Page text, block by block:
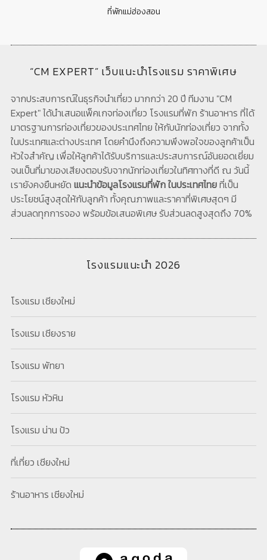
ที่พักแม่ฮ่องสอน
“CM EXPERT” เว็บแนะนำโรงแรม ราคาพิเศษ
จากประสบการณ์ในธุรกิจนำเที่ยว มากกว่า 20 ปี ทีมงาน "CM
Expert" ได้นำเสนอแพ็คเกจท่องเที่ยว โรงแรมที่พัก ร้านอาหาร ที่ได้
มาตรฐานการท่องเที่ยวของประเทศไทย ให้กับนักท่องเที่ยว จากทั้ง
ในประเทศและต่างประเทศ โดยคำนึงถึงความพึงพอใจของลูกค้าเป็น
หัวใจสำคัญ เพื่อให้ลูกค้าได้รับบริการและประสบการณ์อันยอดเยี่ยม
จนเป็นที่มาของเสียงตอบรับจากนักท่องเที่ยวในทิศทางที่ดี ณ วันนี้
เรายังคงยืนหยัด แนะนำข้อมูลโรงแรมที่พัก ในประเทศไทยที่เป็น
ประโยชน์สูงสุดให้กับลูกค้า ทั้งคุณภาพและราคาที่พิเศษสุดๆ มี
ส่วนลดทุกการจอง พร้อมข้อเสนอพิเศษ รับส่วนลดสูงสุดถึง 70%
โรงแรมแนะนำ 2026
โรงแรม เชียงใหม่
โรงแรม เชียงราย
โรงแรม พัทยา
โรงแรม หัวหิน
โรงแรม น่าน ปัว
ที่เที่ยว เชียงใหม่
ร้านอาหาร เชียงใหม่